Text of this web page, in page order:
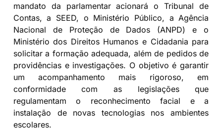
mandato da parlamentar acionará o Tribunal de
Contas, a SEED, o Ministério Público, a Agência
Nacional de Proteção de Dados (ANPD) e o
Ministério dos Direitos Humanos e Cidadania para
solicitar a formação adequada, além de pedidos de
providências e investigações. O objetivo é garantir
um acompanhamento mais rigoroso, em
conformidade com as legislações que
regulamentam o reconhecimento facial e a
instalação de novas tecnologias nos ambientes
escolares.